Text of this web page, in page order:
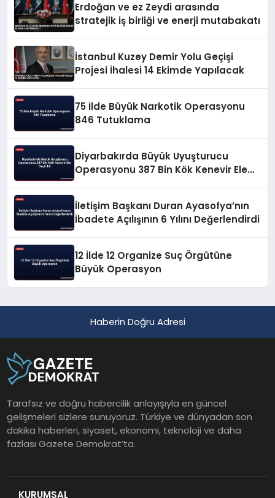
Erdoğan ve ez Zeydi arasında
stratejik iş birliği ve enerji mutabakatı
İstanbul Kuzey Demir Yolu Geçişi
Projesi İhalesi 14 Ekimde Yapılacak
75 İlde Büyük Narkotik Operasyonu
846 Tutuklama
Diyarbakırda Büyük Uyuşturucu
Operasyonu 387 Bin Kök Kenevir Ele
İletişim Başkanı Duran Ayasofya’nın
İbadete Açılışının 6 Yılını Değerlendirdi
12 İlde 12 Organize Suç Örgütüne
Büyük Operasyon
Haberin Doğru Adresi
Tarafsız ve doğru habercilik anlayışıyla en güncel
gelişmeleri sizlere sunuyoruz. Türkiye ve dünyadan son
dakika haberleri, siyaset, ekonomi, teknoloji ve daha
fazlası Gazete Demokrat’ta.
KURUMSAL